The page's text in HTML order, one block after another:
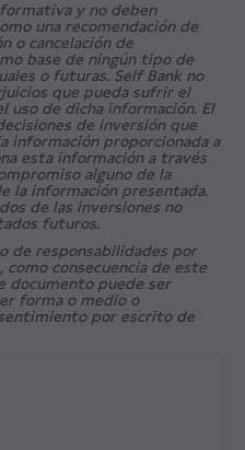
y no deben
una recomendación de
o cancelación de
base de ningún tipo de
o futuras. Self Bank no
que pueda sufrir el
uso de dicha información. El
de inversión que
información proporcionada a
esta información a través
alguno de la
la información presentada.
de las inversiones no
futuros.
de responsabilidades por
consecuencia de este
documento puede ser
forma o medio o
por escrito de